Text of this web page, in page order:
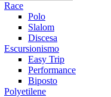
Race
Polo
Slalom
Discesa
Escursionismo
Easy Trip
Performance
Biposto
Polyetilene